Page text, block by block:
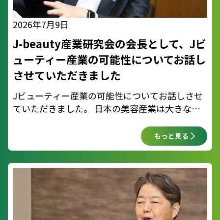
2026年7月9日
J-beauty産業研究会の会長として、Jビ
ューティー産業の可能性についてお話し
させていただきました
Jビューティー産業の可能性についてお話しさせ
ていただきました。 日本の美容産業は大きなポ
和し、世界市場でしっかりと競争できる環境を整
もっと見る